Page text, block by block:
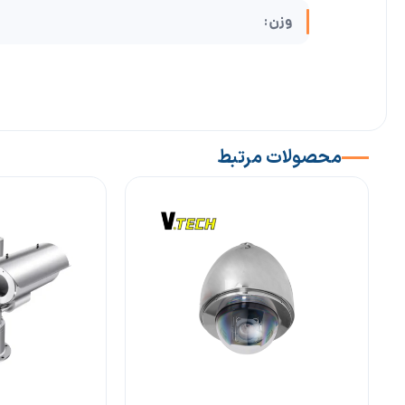
وزن:
محصولات مرتبط